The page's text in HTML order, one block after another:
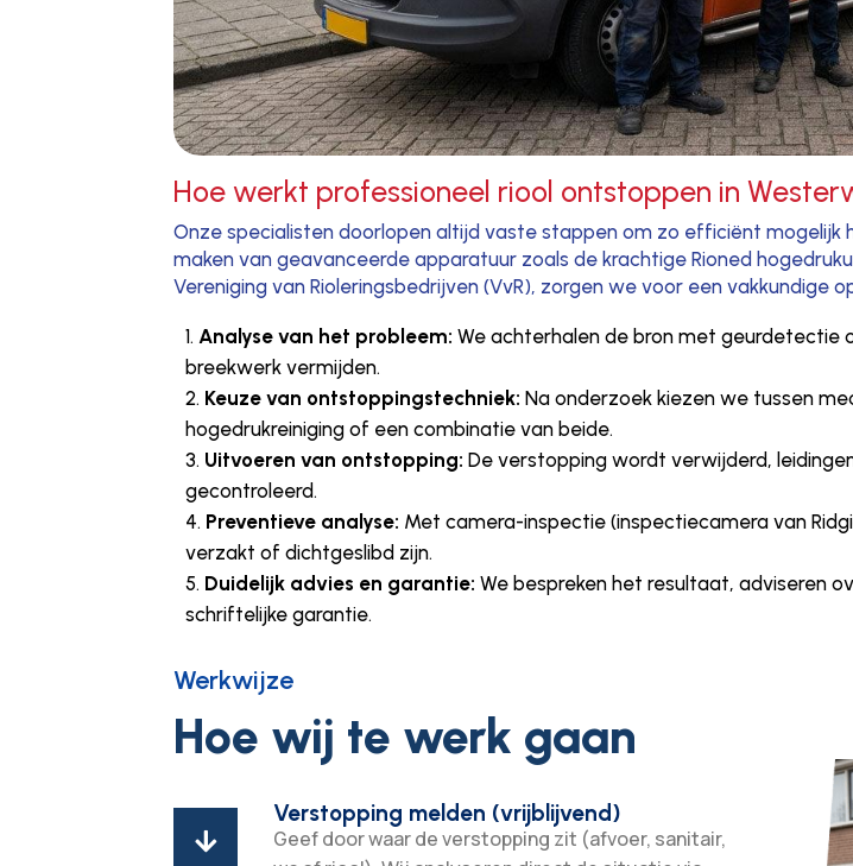
Hoe werkt professioneel riool ontstoppen in
Onze specialisten doorlopen altijd vaste stappen om zo efficiënt
maken van geavanceerde apparatuur zoals de krachtige Rioned
Vereniging van Rioleringsbedrijven (VvR), zorgen we voor een vakkundige
Analyse van het probleem: We achterhalen de bron met geurdetectie
breekwerk vermijden.
Keuze van ontstoppingstechniek: Na onderzoek kiezen we tussen
hogedrukreiniging of een combinatie van beide.
Uitvoeren van ontstopping: De verstopping wordt verwijderd,
gecontroleerd.
Preventieve analyse: Met camera-inspectie (inspectiecamera van
verzakt of dichtgeslibd zijn.
Duidelijk advies en garantie: We bespreken het resultaat, adviseren
schriftelijke garantie.
Werkwijze
Hoe wij te werk gaan

Verstopping melden (vrijblijvend)
Geef door waar de verstopping zit (afvoer, sanitair,